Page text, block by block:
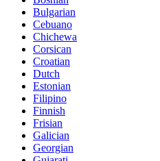
Bulgarian
Cebuano
Chichewa
Corsican
Croatian
Dutch
Estonian
Filipino
Finnish
Frisian
Galician
Georgian